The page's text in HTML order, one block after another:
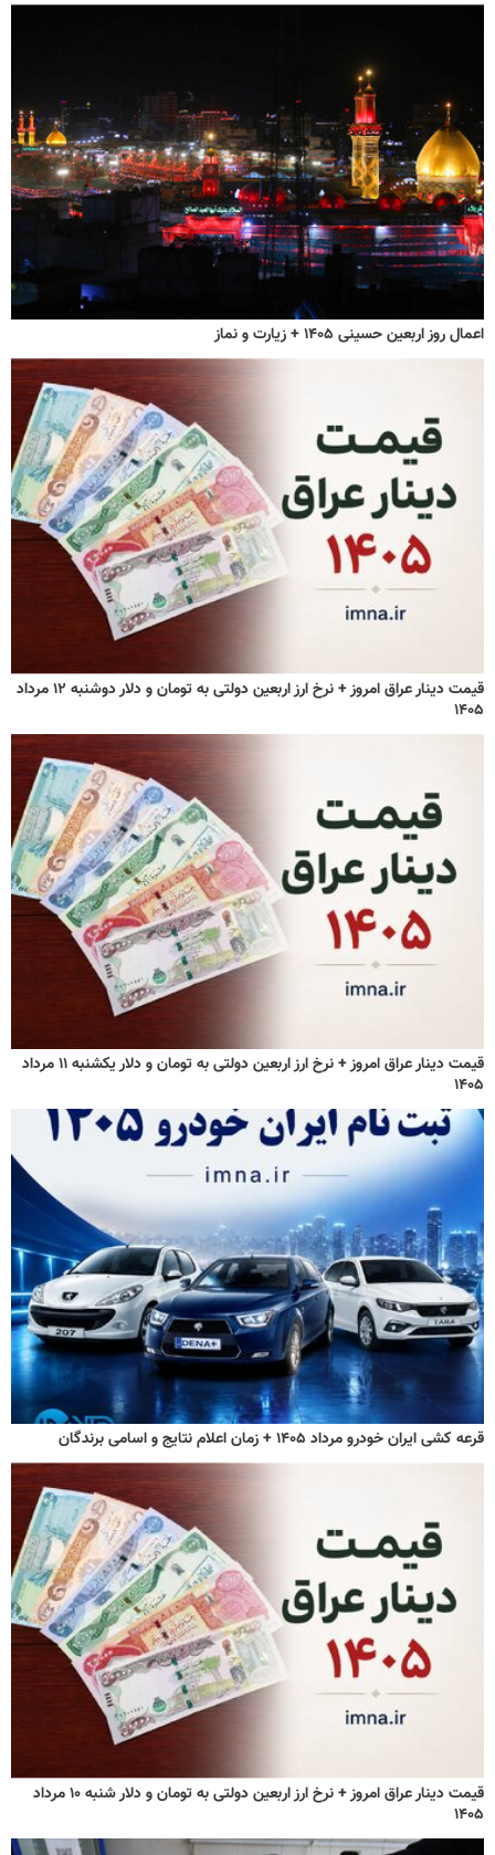
اعمال روز اربعین حسینی ۱۴۰۵ + زیارت و نماز
قیمت دینار عراق امروز + نرخ ارز اربعین دولتی به تومان و دلار دوشنبه ۱۲ مرداد
۱۴۰۵
قیمت دینار عراق امروز + نرخ ارز اربعین دولتی به تومان و دلار یکشنبه ۱۱ مرداد
۱۴۰۵
قرعه کشی ایران خودرو مرداد ۱۴۰۵ + زمان اعلام نتایج و اسامی برندگان
قیمت دینار عراق امروز + نرخ ارز اربعین دولتی به تومان و دلار شنبه ۱۰ مرداد
۱۴۰۵